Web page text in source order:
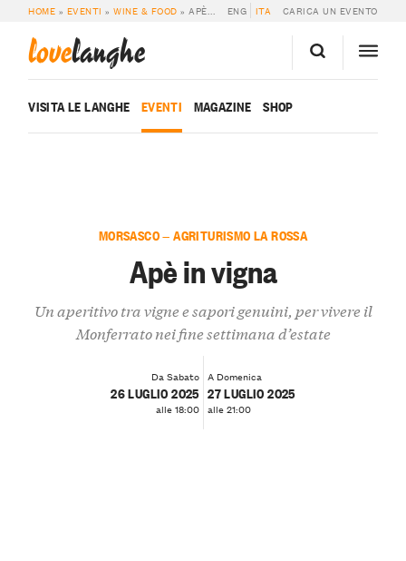
HOME » EVENTI »WINE & FOOD »APÈ IN VIGNA ENG ITA CARICA UN EVENTO
lovelanghe
VISITA LE LANGHE EVENTI MAGAZINE SHOP
MORSASCO — AGRITURISMO LA ROSSA
Apè in vigna
Un aperitivo tra vigne e sapori genuini, per vivere il
Monferrato nei fine settimana d’estate
Da Sabato
26 LUGLIO 2025
alle 18:00
A Domenica
27 LUGLIO 2025
alle 21:00